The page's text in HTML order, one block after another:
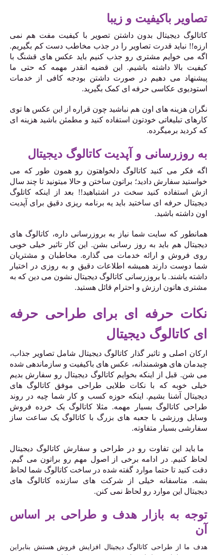
تصاویر باکیفیت و زیبا
کاتالوگ دیجیتال بدون داشتن تصویر با کیفیت مفت هم نمی
ارزه!! نباید قدرت تصاویر را در جذب مخاطب دست کم بگیریم.
اگه می خوایم مشتری رو جذب کنیم باید عکس های قشنگ با
کیفیت بالا داشته باشیم. این قضیه انقدر مهمه که حتی ما
پیشنهاد می دهیم در صورت داشتن بودجه کافی از خدمات
استودیوی عکاسی حرفه ای کمک بگیرید.
نگران هزینه های اون هم نباشید چون قراره از این عکس ها توی
کارهای تبلیغاتی خودتون استفاده کنید و مطمئن باشید هزینه ای
که کردید برمیگرده.
به روزرسانی و آپدیت کاتالوگ دیجیتال
اگه فکر می کنید کاتالوگ دلخواهتون رو همون طور که می
خواستید سفارش دادید؛ براتون ساختن و حالا میتونید تا چند سال
ازش استفاده کنید سخت در اشتباهید!! بعد از اینکه کاتلوگ
دیجیتال حرفه ای ساختید باید یه برنامه ریزی دقیق برای آپدیت
اون داشته باشید.
همانطور که سایت شما نیاز به بروزرسانی داره، کاتالوگ های
دیجیتال هم باید به روز رسانی بشن. این کار تاثیر خیلی خوبی
روی فروش و ارائه خدمات می گذاره. مخاطبان و مشتریان
شما دوست دارند همیشه اطلاعات دقیق و به روزی در اختیار
داشته باشند. با بروزرسانی کاتالوگ دیجیتال نشون می دین که به
مشتری هاتون ارزش و احترام قائل هستید.
نکات حرفه ای برای طراحی حرفه
ای کاتالوگ دیجیتال
ارکان اصلی و تاثیر گذار کاتالوگ دیجیتال شامل تصاویر جذاب،
چیدمان های هوشمندانه، عکس های باکیفیت و سازماندهی شده
می شن. قبل از اینکه بخوایم کاتالوگ دیجیتال رو سفارش بدیم
خیلی خوبه که با نکات طلایی طراحی موفق کاتالوگ های
دیجیتال آشنا بشیم. اینکه حوزه کسب و کار شما چیه در روند
طراحی کاتالوگ بسیار مهمه. مثلا کاتالوگ یک خرده فروش
وسایل ورزشی با جعبه های بزرگ با کاتالوگ یک ساعت ساز
سفارشی بسیار متفاوته.
ما باید این تفاوت رو در طراحی و سفارش کاتالوگ دیجیتال
لحاظ کنیم. در ادامه برخی از اصول مهم رو براتون می گیم.
دقت کنید تا حتما موارد گفته شده در ساخت کاتالوگ شما لحاظ
بشه. متاسفانه خیلی از شرکت های سازنده کاتالوگ های
دیجیتال این موارد رو لحاظ نمی کنن.
توجه به بازار هدف و طراحی بر اساس
آن
هدف ما از طراحی کاتالوگ دیجیتال افزایش فروش هستش بنابراین